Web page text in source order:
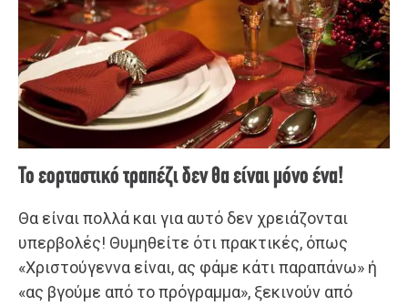
Το εορταστικό τραπέζι δεν θα είναι μόνο ένα!
Θα είναι πολλά και για αυτό δεν χρειάζονται
υπερβολές! Θυμηθείτε ότι πρακτικές, όπως
«Χριστούγεννα είναι, ας φάμε κάτι παραπάνω» ή
«ας βγούμε από το πρόγραμμα», ξεκινούν από